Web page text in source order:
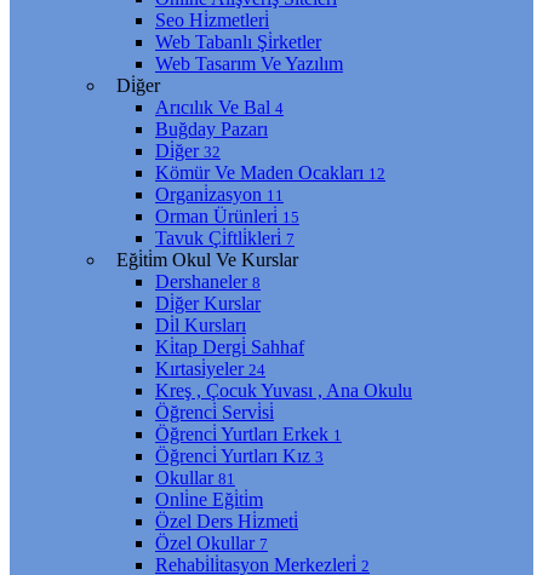
Seo Hi̇zmetleri̇
Web Tabanlı Şi̇rketler
Web Tasarım Ve Yazılım
Di̇ğer
Arıcılık Ve Bal 4
Buğday Pazarı
Di̇ğer 32
Kömür Ve Maden Ocakları 12
Organi̇zasyon 11
Orman Ürünleri̇ 15
Tavuk Çi̇ftli̇kleri̇ 7
Eği̇ti̇m Okul Ve Kurslar
Dershaneler 8
Di̇ğer Kurslar
Di̇l Kursları
Ki̇tap Dergi̇ Sahhaf
Kırtasi̇yeler 24
Kreş , Çocuk Yuvası , Ana Okulu
Öğrenci̇ Servi̇si̇
Öğrenci̇ Yurtları Erkek 1
Öğrenci̇ Yurtları Kız 3
Okullar 81
Onli̇ne Eği̇ti̇m
Özel Ders Hi̇zmeti̇
Özel Okullar 7
Rehabi̇li̇tasyon Merkezleri̇ 2